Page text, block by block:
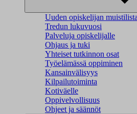
Uuden opiskelijan muistilista
Tredun lukuvuosi
Palveluja opiskelijalle
Ohjaus ja tuki
Yhteiset tutkinnon osat
Työelämässä oppiminen
Kansainvälisyys
Kilpailutoiminta
Kotiväelle
Oppivelvollisuus
Ohjeet ja säännöt